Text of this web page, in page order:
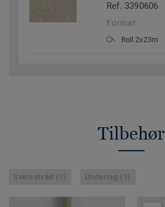
Ref. 3390606
Format
Roll 2x23m
Tilbehør
Sveisetråd (1) Underlag (1)